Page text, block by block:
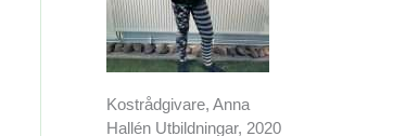
Kostrådgivare, Anna
Hallén Utbildningar, 2020